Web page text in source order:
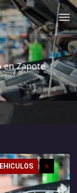
en Zapote
+